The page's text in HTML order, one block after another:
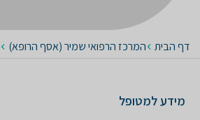
דף הבית המרכז הרפואי שמיר (אסף הרופא)
מידע למטופל